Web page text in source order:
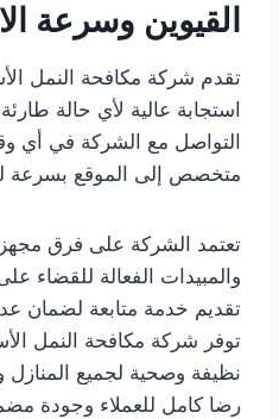
القيوين وسرعة
تقدم شركة مكافحة النمل
استجابة عالية لأي حالة
التواصل مع الشركة في أي
متخصص إلى الموقع بسرعة
تعتمد الشركة على فرق
والمبيدات الفعالة للقضاء
تقديم خدمة متابعة لضمان
توفر شركة مكافحة النمل
نظيفة وصحية لجميع المنازل
رضا كامل للعملاء وجودة